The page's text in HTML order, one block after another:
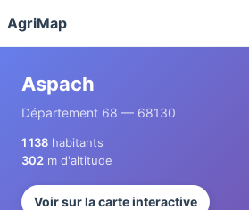
AgriMap
Aspach
Département 68 — 68130
1 138 habitants
302 m d'altitude
Voir sur la carte interactive